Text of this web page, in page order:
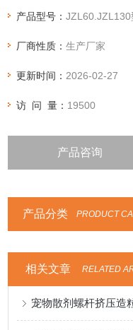
产品型号：JZL60.JZL130
厂商性质：生产厂家
更新时间： 2026-02-27
访 问 量： 19500
产品咨询
产品分类 PRODUCT
相关文章 RELATED
宠物散剂螺杆挤压造